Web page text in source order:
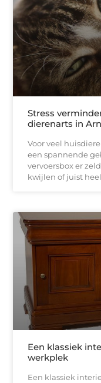
Stress
dierenarts in
Voor veel
een spannende
vervoersbox er
kwijlen of juist heel
Een klassiek
werkplek
Een klassiek